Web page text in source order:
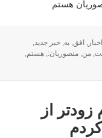
هستم
برچسب‌ها
اخبار ,افق ,به ,خبر جدید
,من ,منصوریان: ,هستم
از